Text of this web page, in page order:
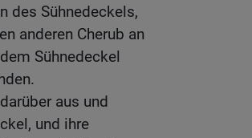
des Sühnedeckels,
anderen Cherub an
Sühnedeckel
aus und
und ihre